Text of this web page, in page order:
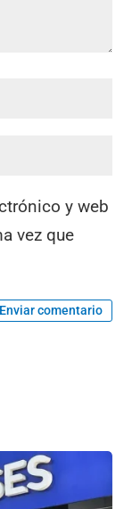
y web
vez que
Enviar comentario